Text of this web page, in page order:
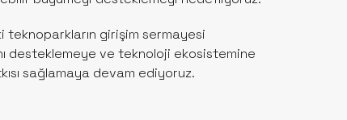
teknoparkların girişim sermayesi
desteklemeye ve teknoloji ekosistemine
sağlamaya devam ediyoruz.